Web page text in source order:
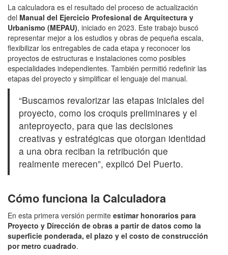
La calculadora es el resultado del proceso de actualización
del Manual del Ejercicio Profesional de Arquitectura y
Urbanismo (MEPAU), iniciado en 2023. Este trabajo buscó
representar mejor a los estudios y obras de pequeña escala,
flexibilizar los entregables de cada etapa y reconocer los
proyectos de estructuras e instalaciones como posibles
especialidades independientes. También permitió redefinir las
etapas del proyecto y simplificar el lenguaje del manual.
“Buscamos revalorizar las etapas iniciales del
proyecto, como los croquis preliminares y el
anteproyecto, para que las decisiones
creativas y estratégicas que otorgan identidad
a una obra reciban la retribución que
realmente merecen”, explicó Del Puerto.
Cómo funciona la Calculadora
En esta primera versión permite estimar honorarios para
Proyecto y Dirección de obras a partir de datos como la
superficie ponderada, el plazo y el costo de construcción
por metro cuadrado.